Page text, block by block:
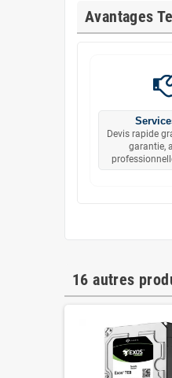
Avantages
Devis rapide
garantie,
16 autres